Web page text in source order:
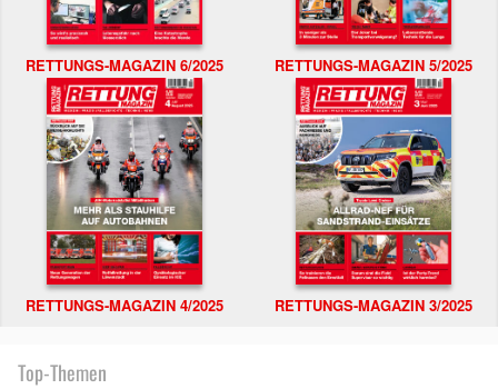
RETTUNGS-MAGAZIN 6/2025 RETTUNGS-MAGAZIN 5/2025
RETTUNGS-MAGAZIN 4/2025 RETTUNGS-MAGAZIN 3/2025
Top-Themen